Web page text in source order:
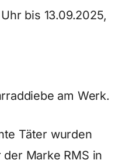
bis 13.09.2025,
am Werk.
Täter wurden
Marke RMS in